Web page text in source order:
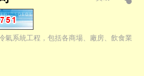
氣系統工程，包括各商場、廠房、飲食業